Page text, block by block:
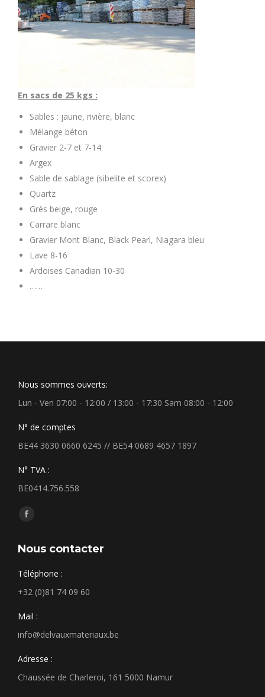
En sacs de 25 kgs :
Sables : jaune, rivière, blanc
Mélange béton
Gravier 2-7 et 7-14
Argex
Sable de sablage (sibelite et scorex)
Quartz
Grès beige, rouge
Carrare blanc
Gravier Mont Blanc, Black Pearl, Niagara bleu
Lave 8-16
Ardoises Canadian 10-30
……
Nous sommes ouverts:
Lun - Ven 07:00 - 12:00 / 13:00 - 17:30 Sam 08:00 - 12:00
N° de comptes
BE44 3630 0660 6245 // BE54 0689 4657 1897
N° TVA :
BE0414.756.558
Trouvez nous sur :
Facebook
opens
new
window
Nous contacter
Téléphone :
+32 (0)81 74 09 60
Mail :
info@delvauxmateriaux.be
Adresse :
Chaussée de Charleroi, 161 5000 Namur